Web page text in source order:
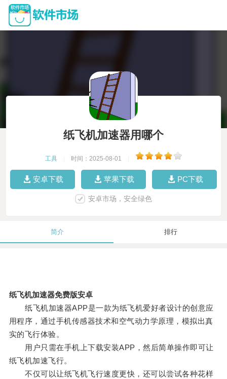
纸飞机加速器用哪个
工具 时间：2025-08-01
安卓下载 苹果下载 PC下载
安卓市场，安全绿色
简介 排行
纸飞机加速器免费版安卓
纸飞机加速器APP是一款为纸飞机爱好者设计的创意应
用程序，通过手机传感器技术和空气动力学原理，模拟出真
实的飞行体验。
用户只需在手机上下载安装APP，然后简单操作即可让
纸飞机加速飞行。
不仅可以让纸飞机飞行速度更快，还可以尝试各种花样